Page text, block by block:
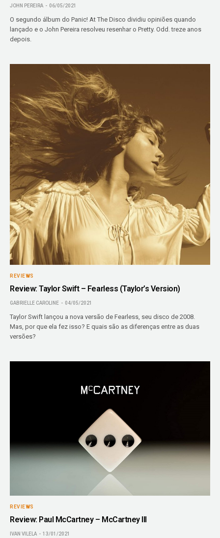
JOHN PEREIRA 06/05/2021
O segundo álbum do Panic! At The Disco dividiu opiniões quando
lançado e o John Pereira resolveu resenhar o Pretty. Odd. treze anos
depois.
REVIEWS
Review: Taylor Swift – Fearless (Taylor’s Version)
GABRIELLE CAROLINE 04/05/2021
Taylor Swift lançou a nova versão de Fearless, seu disco de 2008.
Mas, por que ela fez isso? E quais são as diferenças entre as duas
versões?
REVIEWS
Review: Paul McCartney – McCartney III
IVAN VILELA 13/01/2021